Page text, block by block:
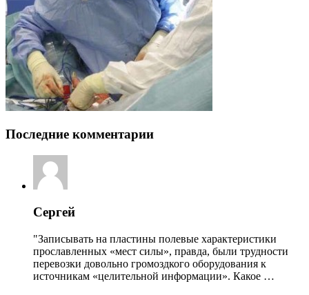
Последние комментарии
Сергей
"Записывать на пластины полевые характеристики
прославленных «мест силы», правда, были трудности
перевозки довольно громоздкого оборудования к
источникам «целительной информации». Какое …